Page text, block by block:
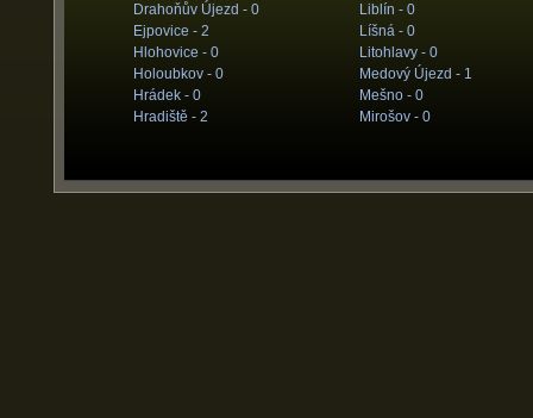
Drahoňův Újezd - 0
Ejpovice - 2
Hlohovice - 0
Holoubkov - 0
Hrádek - 0
Hradiště - 2
Liblín - 0
Líšná - 0
Litohlavy - 0
Medový Újezd - 1
Mešno - 0
Mirošov - 0